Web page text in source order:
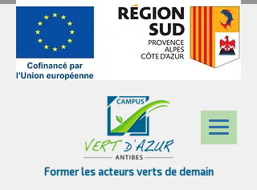
Former les acteurs verts de demain